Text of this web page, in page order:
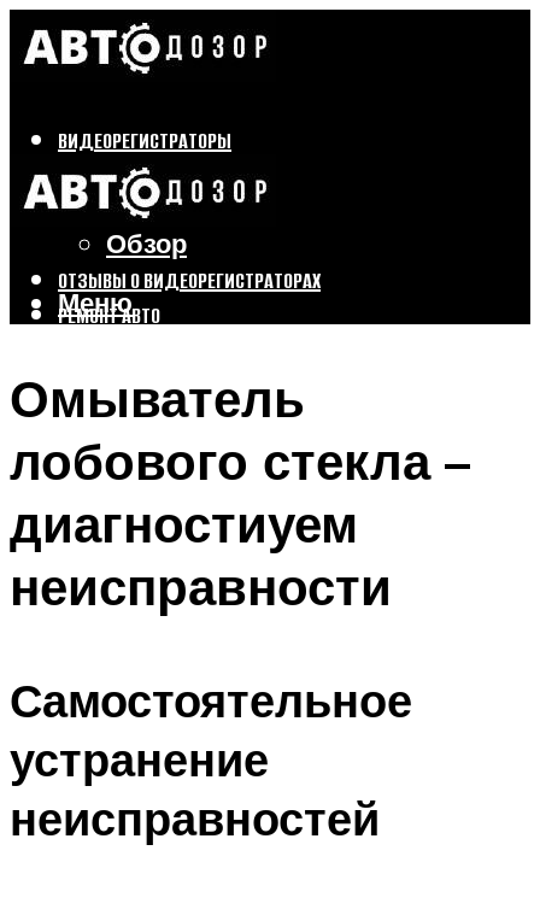
ВИДЕОРЕГИСТРАТОРЫ
Бренды
Выбор
Обзор
ОТЗЫВЫ О ВИДЕОРЕГИСТРАТОРАХ
РЕМОНТ АВТО
Меню
Омыватель
лобового стекла –
диагностиуем
неисправности
Самостоятельное
устранение
неисправностей